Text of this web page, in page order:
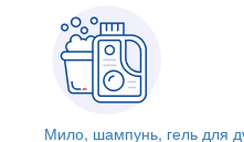
Мило, шампунь, гель для